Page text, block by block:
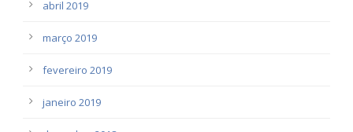
abril 2019
março 2019
fevereiro 2019
janeiro 2019